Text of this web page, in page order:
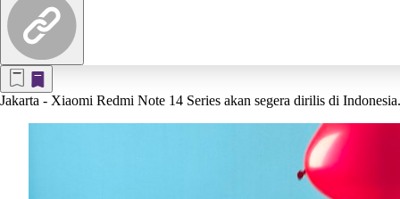
Jakarta - Xiaomi Redmi Note 14 Series akan segera dirilis di